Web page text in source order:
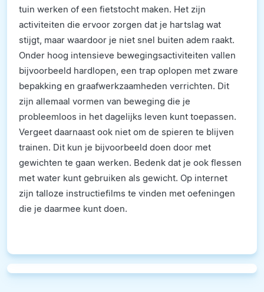
tuin werken of een fietstocht maken. Het zijn
activiteiten die ervoor zorgen dat je hartslag wat
stijgt, maar waardoor je niet snel buiten adem raakt.
Onder hoog intensieve bewegingsactiviteiten vallen
bijvoorbeeld hardlopen, een trap oplopen met zware
bepakking en graafwerkzaamheden verrichten. Dit
zijn allemaal vormen van beweging die je
probleemloos in het dagelijks leven kunt toepassen.
Vergeet daarnaast ook niet om de spieren te blijven
trainen. Dit kun je bijvoorbeeld doen door met
gewichten te gaan werken. Bedenk dat je ook flessen
met water kunt gebruiken als gewicht. Op internet
zijn talloze instructiefilms te vinden met oefeningen
die je daarmee kunt doen.